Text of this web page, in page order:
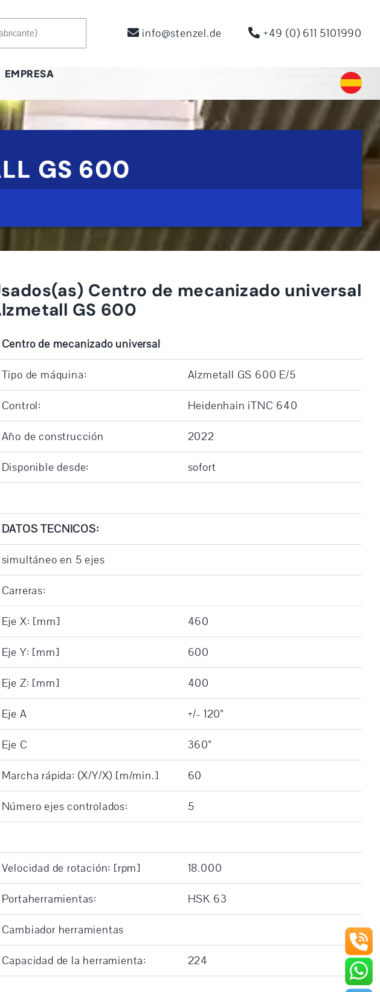
info@stenzel.de +49 (0) 611 5101990
EMPRESA
GS 600
Centro de mecanizado universal
GS 600
Centro de mecanizado universal
Tipo de máquina: Alzmetall GS 600 E/5
Control: Heidenhain iTNC 640
Año de construcción 2022
Disponible desde: sofort
DATOS TECNICOS:
simultáneo en 5 ejes
Carreras:
Eje X: [mm] 460
Eje Y: [mm] 600
Eje Z: [mm] 400
Eje A +/- 120°
Eje C 360°
Marcha rápida: (X/Y/X) [m/min.] 60
Número ejes controlados: 5
Velocidad de rotación: [rpm] 18.000
Portaherramientas: HSK 63
Cambiador herramientas
Capacidad de la herramienta: 224